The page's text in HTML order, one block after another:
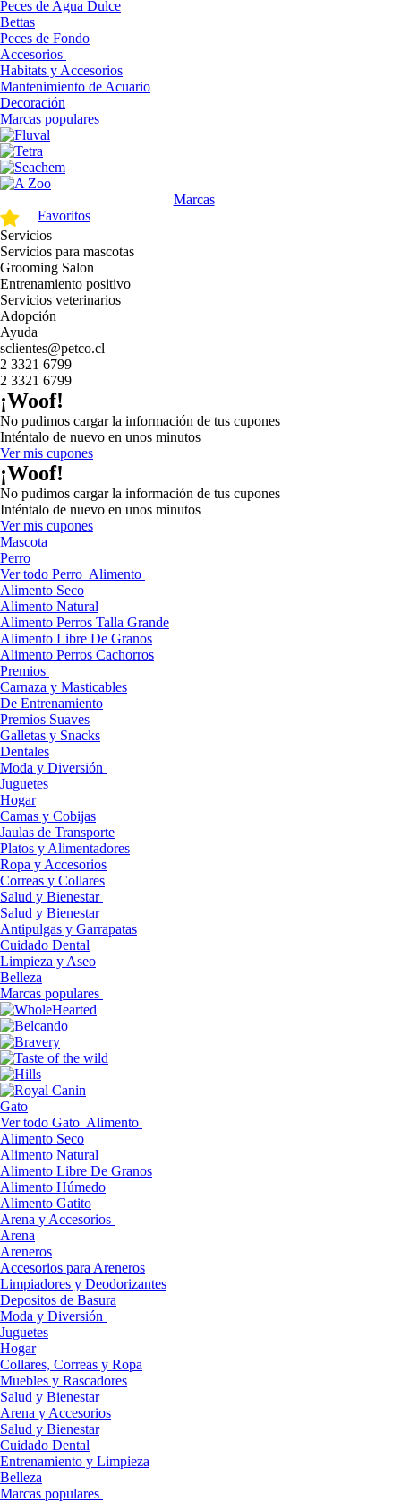
Peces de Agua Dulce
Bettas
Peces de Fondo
Accesorios
Habitats y Accesorios
Mantenimiento de Acuario
Decoración
Marcas populares
Marcas
Favoritos
Servicios
Servicios para mascotas
Grooming Salon
Entrenamiento positivo
Servicios veterinarios
Adopción
Ayuda
sclientes@petco.cl
2 3321 6799
2 3321 6799
¡Woof!
No pudimos cargar la información de tus cupones
Inténtalo de nuevo en unos minutos
Ver mis cupones
¡Woof!
No pudimos cargar la información de tus cupones
Inténtalo de nuevo en unos minutos
Ver mis cupones
Mascota
Perro
Ver todo Perro Alimento
Alimento Seco
Alimento Natural
Alimento Perros Talla Grande
Alimento Libre De Granos
Alimento Perros Cachorros
Premios
Carnaza y Masticables
De Entrenamiento
Premios Suaves
Galletas y Snacks
Dentales
Moda y Diversión
Juguetes
Hogar
Camas y Cobijas
Jaulas de Transporte
Platos y Alimentadores
Ropa y Accesorios
Correas y Collares
Salud y Bienestar
Salud y Bienestar
Antipulgas y Garrapatas
Cuidado Dental
Limpieza y Aseo
Belleza
Marcas populares
Gato
Ver todo Gato Alimento
Alimento Seco
Alimento Natural
Alimento Libre De Granos
Alimento Húmedo
Alimento Gatito
Arena y Accesorios
Arena
Areneros
Accesorios para Areneros
Limpiadores y Deodorizantes
Depositos de Basura
Moda y Diversión
Juguetes
Hogar
Collares, Correas y Ropa
Muebles y Rascadores
Salud y Bienestar
Arena y Accesorios
Salud y Bienestar
Cuidado Dental
Entrenamiento y Limpieza
Belleza
Marcas populares